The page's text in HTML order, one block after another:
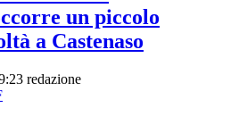
un piccolo
a Castenaso
redazione